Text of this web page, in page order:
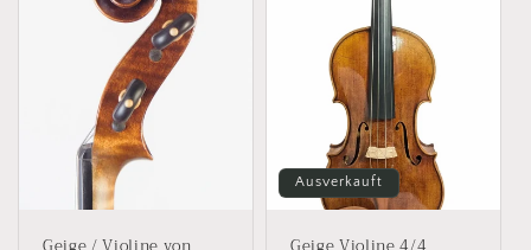
Ausverkauft